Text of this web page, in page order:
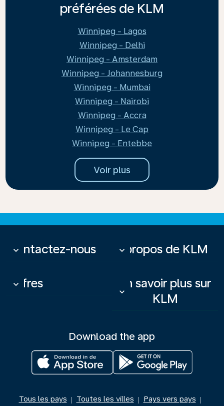
préférées de KLM
Winnipeg - Lagos
Winnipeg - Delhi
Winnipeg - Amsterdam
Winnipeg - Johannesburg
Winnipeg - Mumbai
Winnipeg - Nairobi
Winnipeg - Accra
Winnipeg - Le Cap
Winnipeg - Entebbe
Voir plus
Contactez-nous
keyboard_arrow_down À propos de KLM
keyboard_arrow_down
Offres
keyboard_arrow_down
En savoir plus sur
KLM
keyboard_arrow_down
Download the app
Tous les pays | Toutes les villes | Pays vers pays |